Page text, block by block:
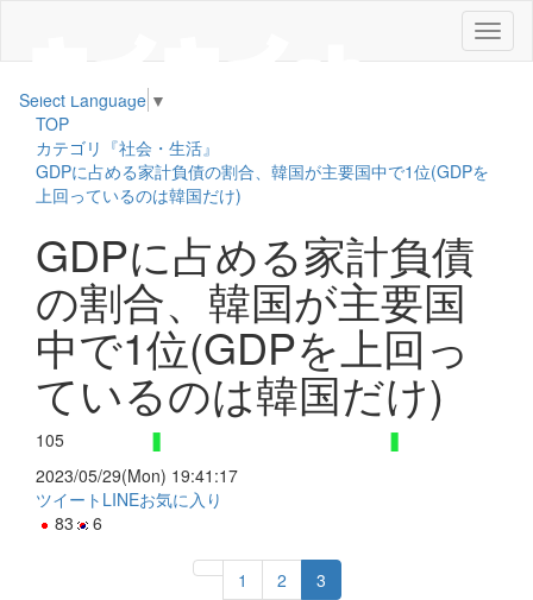
メ
ニ
Select Language ▼
TOP
カテゴリ『社会・生活』
GDPに占める家計負債の割合、韓国が主要国中で1位(GDPを
上回っているのは韓国だけ)
GDPに占める家計負債
の割合、韓国が主要国
中で1位(GDPを上回っ
ているのは韓国だけ)
105
2023/05/29(Mon) 19:41:17
ツイート LINEお気に入り
83
6
1 2 3